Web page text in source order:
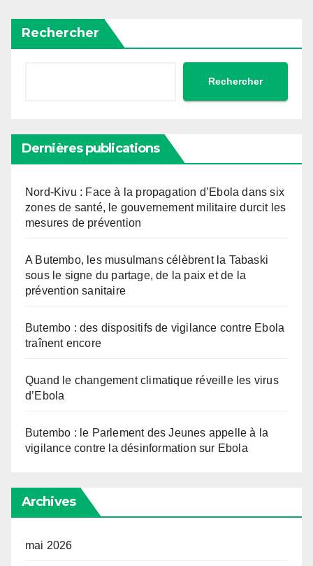
Rechercher
Rechercher
Dernières publications
Nord-Kivu : Face à la propagation d’Ebola dans six
zones de santé, le gouvernement militaire durcit les
mesures de prévention
A Butembo, les musulmans célèbrent la Tabaski
sous le signe du partage, de la paix et de la
prévention sanitaire
Butembo : des dispositifs de vigilance contre Ebola
traînent encore
Quand le changement climatique réveille les virus
d’Ebola
Butembo : le Parlement des Jeunes appelle à la
vigilance contre la désinformation sur Ebola
Archives
mai 2026